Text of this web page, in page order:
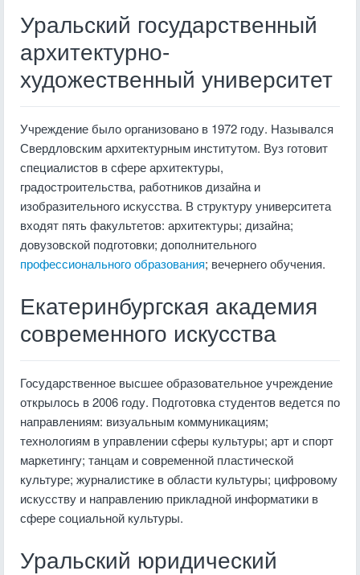
Уральский государственный
архитектурно-
художественный университет
Учреждение было организовано в 1972 году. Назывался
Свердловским архитектурным институтом. Вуз готовит
специалистов в сфере архитектуры,
градостроительства, работников дизайна и
изобразительного искусства. В структуру университета
входят пять факультетов: архитектуры; дизайна;
довузовской подготовки; дополнительного
профессионального образования; вечернего обучения.
Екатеринбургская академия
современного искусства
Государственное высшее образовательное учреждение
открылось в 2006 году. Подготовка студентов ведется по
направлениям: визуальным коммуникациям;
технологиям в управлении сферы культуры; арт и спорт
маркетингу; танцам и современной пластической
культуре; журналистике в области культуры; цифровому
искусству и направлению прикладной информатики в
сфере социальной культуры.
Уральский юридический